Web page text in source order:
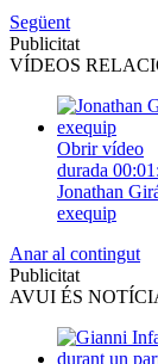
Següent
Publicitat
VÍDEOS
Obrir vídeo
durada
Jonathan
exequip
Anar al contingut
Publicitat
AVUI ÉS